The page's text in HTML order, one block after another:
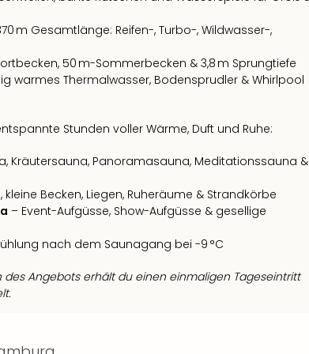
m Gesamtlänge: Reifen-, Turbo-, Wildwasser-,
50 m-Sommerbecken & 3,8 m Sprungtiefe
warmes Thermalwasser, Bodensprudler & Whirlpool
Stunden voller Wärme, Duft und Ruhe:
Kräutersauna, Panoramasauna, Meditationssauna &
Becken, Liegen, Ruheräume & Strandkörbe
– Event-Aufgüsse, Show-Aufgüsse & gesellige
nach dem Saunagang bei -9 °C
Angebots erhält du einen einmaligen Tageseintritt